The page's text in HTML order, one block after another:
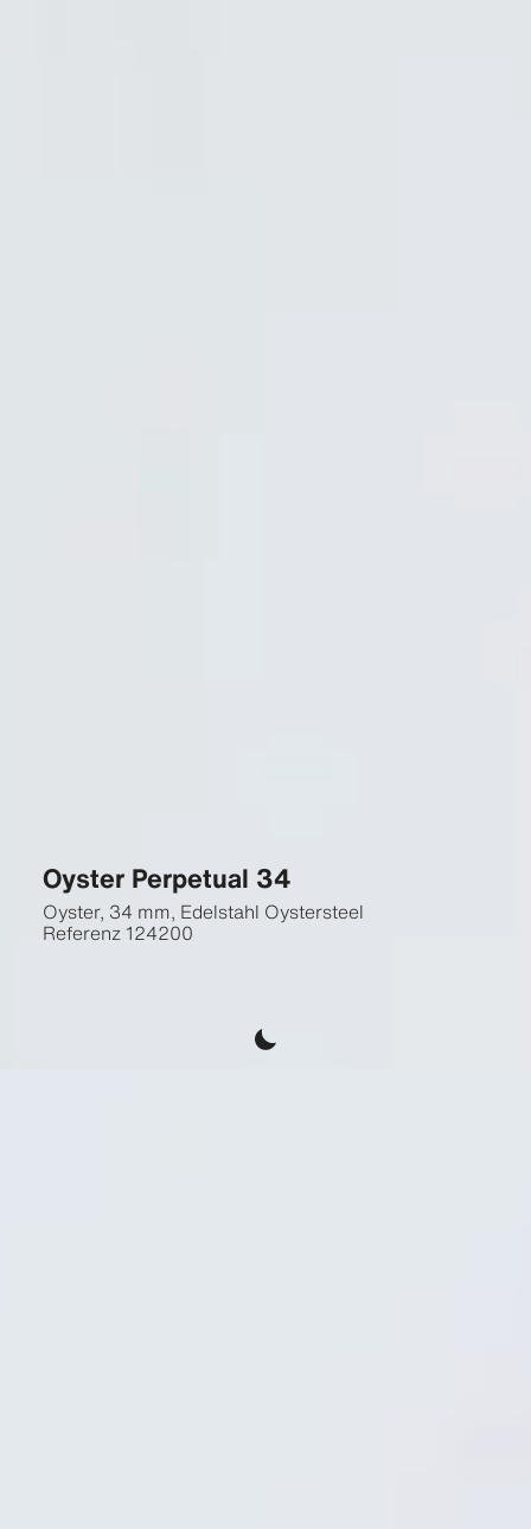
Oyster Perpetual 34
Oyster, 34 mm, Edelstahl Oystersteel
Referenz124200